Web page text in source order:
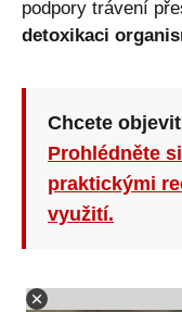
podpory trávení
detoxikaci
Chcete
Prohlédněte
praktickými
využití.